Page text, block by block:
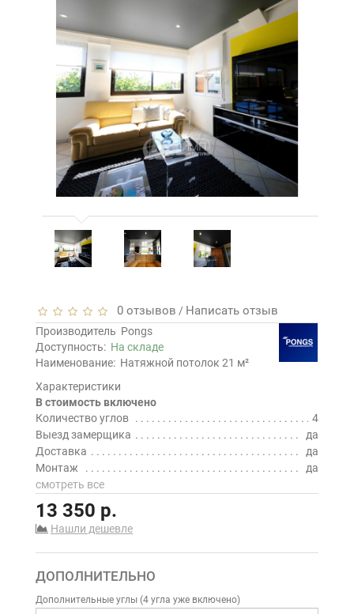
0 отзывов / Написать отзыв
Производитель Pongs
Доступность: На складе
Наименование: Натяжной потолок 21 м²
Характеристики
В стоимость включено
Количество углов
4
Выезд замерщика
да
Доставка
да
Монтаж
да
смотреть все
13 350 р.
Нашли дешевле
ДОПОЛНИТЕЛЬНО
Дополнительные углы (4 угла уже включено)